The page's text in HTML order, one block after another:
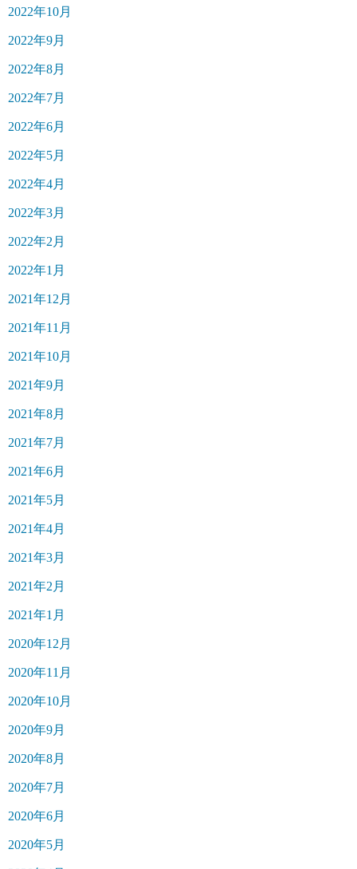
2022年10月
2022年9月
2022年8月
2022年7月
2022年6月
2022年5月
2022年4月
2022年3月
2022年2月
2022年1月
2021年12月
2021年11月
2021年10月
2021年9月
2021年8月
2021年7月
2021年6月
2021年5月
2021年4月
2021年3月
2021年2月
2021年1月
2020年12月
2020年11月
2020年10月
2020年9月
2020年8月
2020年7月
2020年6月
2020年5月